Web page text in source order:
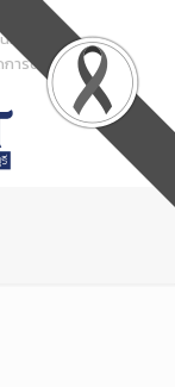
ารด้านสารสนเทศ